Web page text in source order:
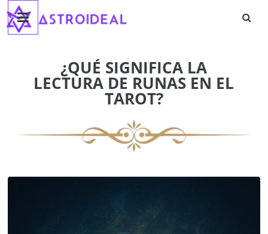
Saltar
contenido
Astroideal
¿QUÉ SIGNIFICA LA
LECTURA DE RUNAS EN EL
TAROT?